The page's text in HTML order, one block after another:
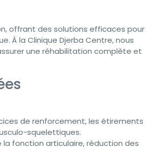
offrant des solutions efficaces pour
À la Clinique Djerba Centre, nous
une réhabilitation complète et
de renforcement, les étirements
squelettiques.
fonction articulaire, réduction des